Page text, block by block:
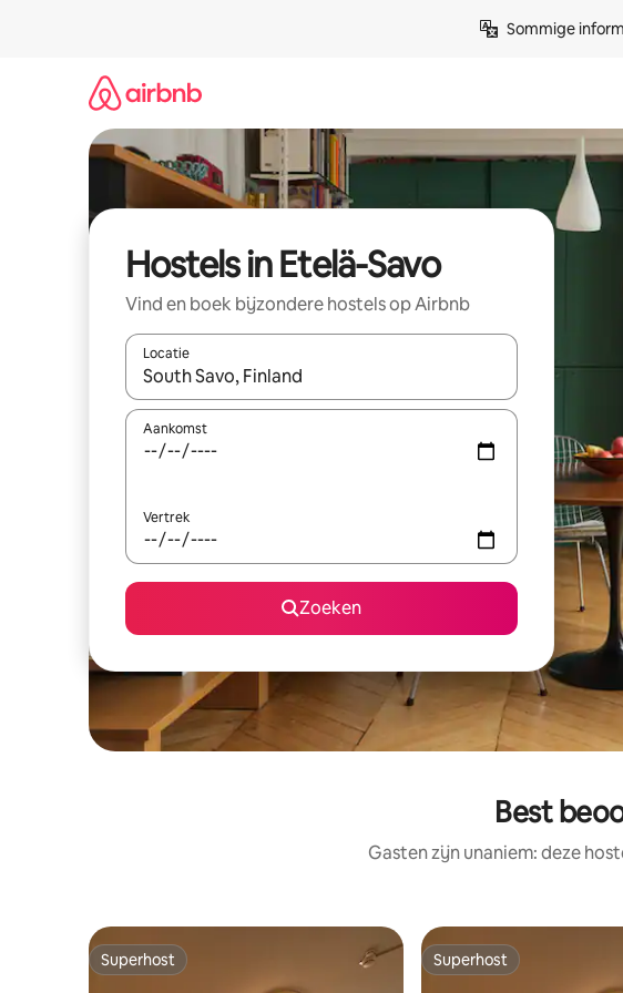
Sommige
Hostels in Etelä-Savo
Vind en boek bijzondere hostels op Airbnb
Locatie
Wanneer er resultaten beschikbaar zijn, maak je een keuze met
Aankomst
Vertrek
Zoeken
Best
Gasten zijn unaniem: deze
Superhost
Superhost Superhost
Superhost